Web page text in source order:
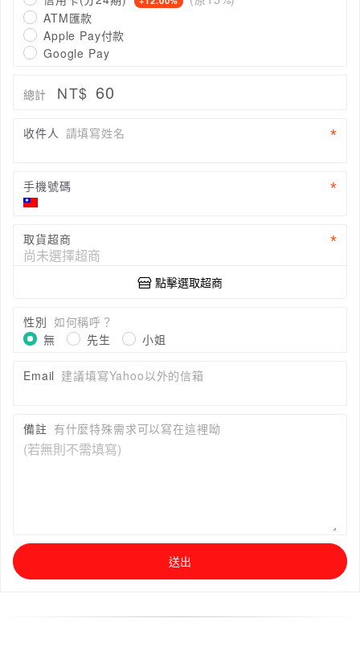
ATM匯款
Apple Pay付款
Google Pay
總計 NT$ 60
收件人 請填寫姓名
手機號碼
取貨超商
點擊選取超商
性別 如何稱呼？
無
先生 小姐
Email 建議填寫Yahoo以外的信箱
備註 有什麼特殊需求可以寫在這裡呦
送出